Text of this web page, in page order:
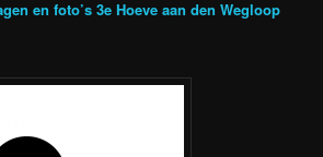
en foto’s 3e Hoeve aan den Wegloop